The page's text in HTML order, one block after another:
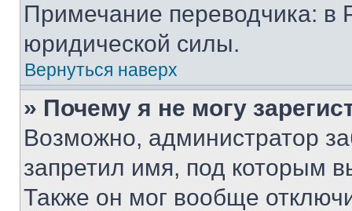
Примечание переводчика: в
юридической силы.
Вернуться наверх
» Почему я не могу
Возможно, администратор
запретил имя, под которым
Также он мог вообще